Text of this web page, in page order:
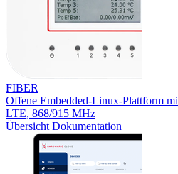
FIBER
Offene Embedded-Linux-Plattform
LTE, 868/915 MHz
Übersicht Dokumentation